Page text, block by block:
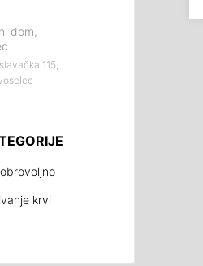
dom,
115,
krvi